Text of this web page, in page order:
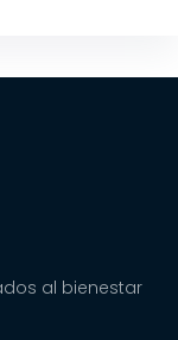
al bienestar